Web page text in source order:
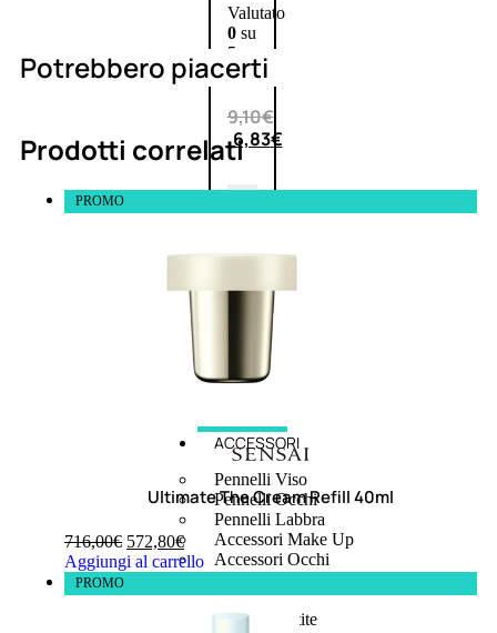
Valutato
0su
5
(0)
9,10€
6,83€
ACCESSORI
Pennelli Viso
Pennelli Occhi
Pennelli Labbra
Accessori Make Up
Accessori Occhi
Pinzette
Temperamatite
Potrebbero piacerti
Prodotti correlati
PROMO
Ultimate The Cream Refill 40ml
716,00€ 572,80€
Aggiungi al carrello
PROMO